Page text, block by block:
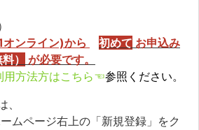
ンライン)から 初めて お申込み
）
が必要です。
方法方はこちら☜参照ください。
ページ右上の「新規登録」をク